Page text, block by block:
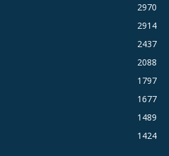
2970
2914
2437
2088
1797
1677
1489
1424